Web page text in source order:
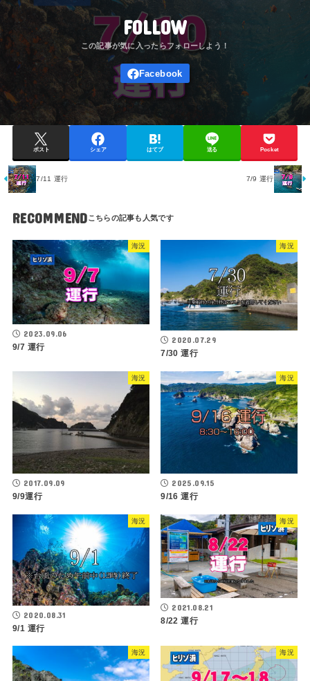
FOLLOW
ポスト シェア はてブ 送る Pocket
7/11 運行 7/9 運行
RECOMMEND
海況
2023.09.06
9/7 運行
海況
2020.07.29
7/30 運行
海況
2017.09.09
9/9運行
海況
2025.09.15
9/16 運行
海況
2020.08.31
9/1 運行
海況
2021.08.21
8/22 運行
海況 海況